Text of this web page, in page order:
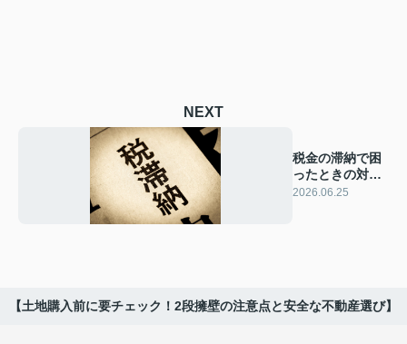
NEXT
税金の滞納で困
ったときの対策
は？具体的な方
2026.06.25
【土地購入前に要チェック！2段擁壁の注意点と安全な不動産選び】